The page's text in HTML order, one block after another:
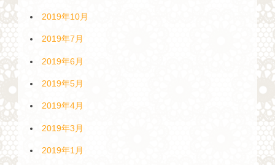
2019年10月
2019年7月
2019年6月
2019年5月
2019年4月
2019年3月
2019年1月